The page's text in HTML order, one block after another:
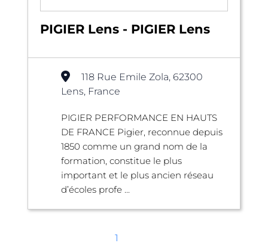
PIGIER Lens - PIGIER Lens
118 Rue Emile Zola, 62300
Lens, France
PIGIER PERFORMANCE EN HAUTS
DE FRANCE Pigier, reconnue depuis
1850 comme un grand nom de la
formation, constitue le plus
important et le plus ancien réseau
d’écoles profe ...
1